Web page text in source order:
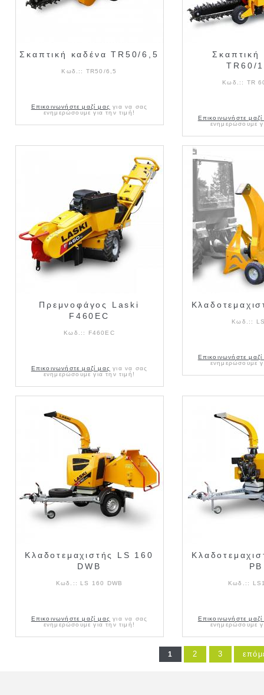
Σκαπτική καδένα TR50/6,5
Κωδ.:: TR50/6,5
Επικοινωνήστε μαζί μας για να σας
ενημερώσουμε για την τιμή!
Σκαπτική
TR60/
Κωδ.:: TR
Επικοινωνήστε
ενημερώσουμε
Πρεμνοφάγος Laski
F460EC
Κωδ.:: F460EC
Επικοινωνήστε μαζί μας για να σας
ενημερώσουμε για την τιμή!
Κωδ.::
Επικοινωνήστε
ενημερώσουμε
Κλαδοτεμαχιστής LS 160
DWB
Κωδ.:: LS 160 DWΒ
Επικοινωνήστε μαζί μας για να σας
ενημερώσουμε για την τιμή!
PB
Κωδ.::
Επικοινωνήστε
ενημερώσουμε
1 2 3